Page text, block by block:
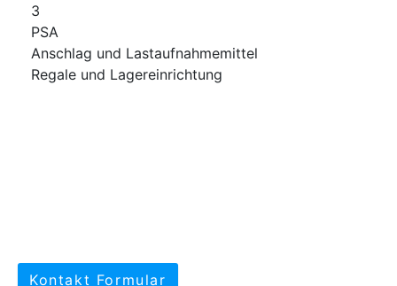
3
PSA
Anschlag und Lastaufnahmemittel
Regale und Lagereinrichtung
Kontakt Formular